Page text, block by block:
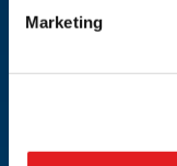
Marketing